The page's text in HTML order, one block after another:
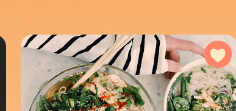
Add to favorites